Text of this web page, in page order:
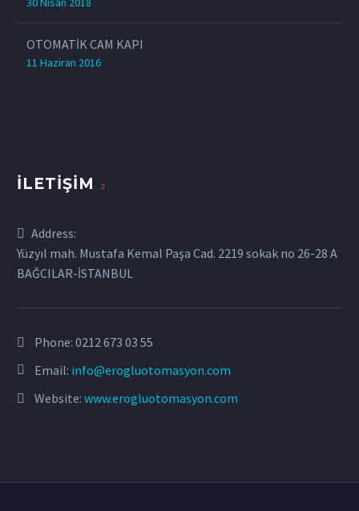
OTOMATİK CAM KAPI
11 Haziran 2016
İLETIŞIM
Address:
Yüzyıl mah. Mustafa Kemal Paşa Cad. 2219 sokak no 26-28 A
BAĞCILAR-İSTANBUL
Phone: 0212 673 03 55
Email: info@erogluotomasyon.com
Website: www.erogluotomasyon.com